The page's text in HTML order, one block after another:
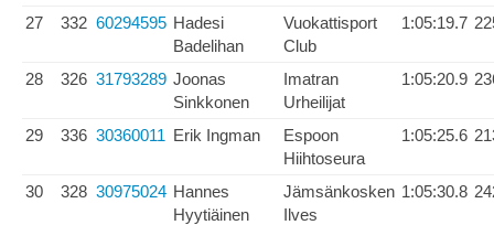
27 332 60294595 Hadesi
Badelihan
Vuokattisport
Club
1:05:19.7
28 326 31793289 Joonas
Sinkkonen
Imatran
Urheilijat
1:05:20.9
29 336 30360011 Erik Ingman
Espoon
Hiihtoseura
1:05:25.6
30 328 30975024 Hannes
Hyytiäinen
Jämsänkosken
Ilves
1:05:30.8